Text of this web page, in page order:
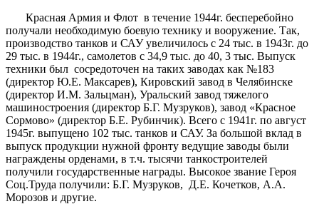
Красная Армия и Флот в течение 1944г. бесперебойно
получали необходимую боевую технику и вооружение. Так,
производство танков и САУ увеличилось с 24 тыс. в 1943г. до
29 тыс. в 1944г., самолетов с 34,9 тыс. до 40, 3 тыс. Выпуск
техники был сосредоточен на таких заводах как №183
(директор Ю.Е. Максарев), Кировский завод в Челябинске
(директор И.М. Зальцман), Уральский завод тяжелого
машиностроения (директор Б.Г. Музруков), завод «Красное
Сормово» (директор Б.Е. Рубинчик). Всего с 1941г. по август
1945г. выпущено 102 тыс. танков и САУ. За большой вклад в
выпуск продукции нужной фронту ведущие заводы были
награждены орденами, в т.ч. тысячи танкостроителей
получили государственные награды. Высокое звание Героя
Соц.Труда получили: Б.Г. Музруков, Д.Е. Кочетков, А.А.
Морозов и другие.